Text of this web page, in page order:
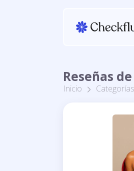
Reseñas
Inicio Categorías